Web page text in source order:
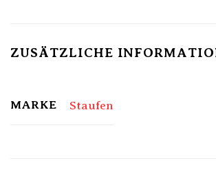
ZUSÄTZLICHE
MARKE Staufen